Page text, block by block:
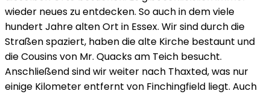
wieder neues zu entdecken. So auch in dem viele
hundert Jahre alten Ort in Essex. Wir sind durch die
Straßen spaziert, haben die alte Kirche bestaunt und
die Cousins von Mr. Quacks am Teich besucht.
Anschließend sind wir weiter nach Thaxted, was nur
einige Kilometer entfernt von Finchingfield liegt. Auch